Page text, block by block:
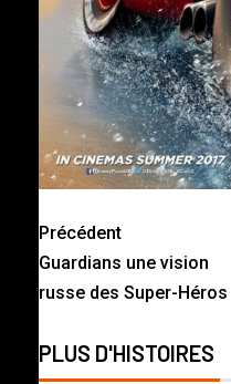
Précédent
Guardians une vision
russe des Super-Héros
PLUS D'HISTOIRES